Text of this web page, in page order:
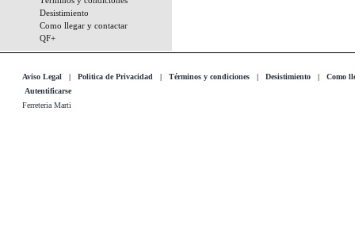
Desistimiento
Como llegar y contactar
QF+
Aviso Legal | Politica de Privacidad | Términos y condiciones | Desistimiento | Como
Autentificarse
Ferreteria Marti